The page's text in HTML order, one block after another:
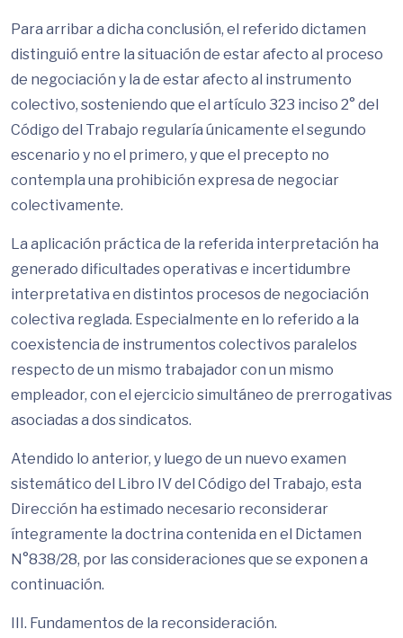
Para arribar a dicha conclusión, el referido dictamen
distinguió entre la situación de estar afecto al proceso
de negociación y la de estar afecto al instrumento
colectivo, sosteniendo que el artículo 323 inciso 2° del
Código del Trabajo regularía únicamente el segundo
escenario y no el primero, y que el precepto no
contempla una prohibición expresa de negociar
colectivamente.
La aplicación práctica de la referida interpretación ha
generado dificultades operativas e incertidumbre
interpretativa en distintos procesos de negociación
colectiva reglada. Especialmente en lo referido a la
coexistencia de instrumentos colectivos paralelos
respecto de un mismo trabajador con un mismo
empleador, con el ejercicio simultáneo de prerrogativas
asociadas a dos sindicatos.
Atendido lo anterior, y luego de un nuevo examen
sistemático del Libro IV del Código del Trabajo, esta
Dirección ha estimado necesario reconsiderar
íntegramente la doctrina contenida en el Dictamen
N°838/28, por las consideraciones que se exponen a
continuación.
III. Fundamentos de la reconsideración.